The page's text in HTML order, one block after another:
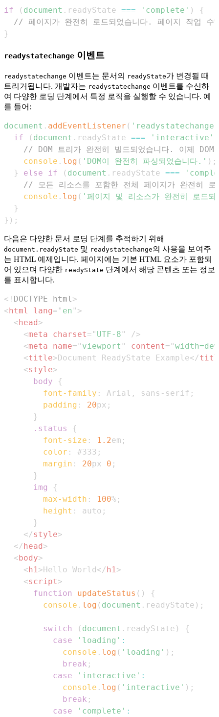
if ( document . readyState === 'complete' )
{
// 페이지가 완전히 로드되었습니다. 페이지 작업 수
}
readystatechange 이벤트
readystatechange 이벤트는 문서의 readyState가 변경될 때
트리거됩니다. 개발자는 readystatechange 이벤트를 수신하
여 다양한 로딩 단계에서 특정 로직을 실행할 수 있습니다. 예
를 들어:
document . addEventListener ( 'readystatechange'
if
( document . readyState === 'interactive'
// DOM 트리가 완전히 빌드되었습니다. 이제 DOM
console . log ( 'DOM이 완전히 파싱되었습니다.' ) ;
}
else if ( document . readyState ===
// 모든 리소스를 포함한 전체 페이지가 완전히 로
console . log ( '페이지 및 리소스가 완전히 로드
}
} ) ;
다음은 다양한 문서 로딩 단계를 추적하기 위해
document.readyState 및 readystatechange의 사용을 보여주
는 HTML 예제입니다. 페이지에는 기본 HTML 요소가 포함되
어 있으며 다양한 readyState 단계에서 해당 콘텐츠 또는 정보
를 표시합니다.
<! DOCTYPE html >
<html lang= " en " >
<head>
<meta charset= " UTF-8 "
/>
<meta name= " viewport " content= "
<title>Document ReadyState Example</
<style>
body
{
font-family : Arial , sans-serif ;
padding : 20px ;
}
.status
{
font-size : 1.2em ;
color : #333 ;
margin : 20px 0 ;
}
img
{
max-width : 100% ;
height : auto ;
}
</style>
</head>
<body>
<h1 >Hello World</h1 >
<script>
function
updateStatus ( )
{
console . log ( document . readyState ) ;
switch ( document . readyState )
{
case
'loading' :
console . log ( 'loading' ) ;
break ;
case
'interactive' :
console . log ( 'interactive' ) ;
break ;
case
'complete' :